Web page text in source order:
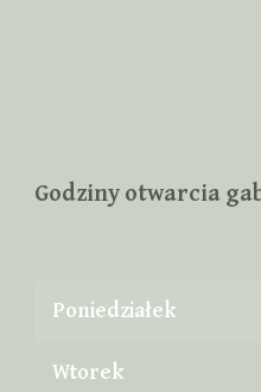
Godziny otwarcia
Poniedziałek
Wtorek